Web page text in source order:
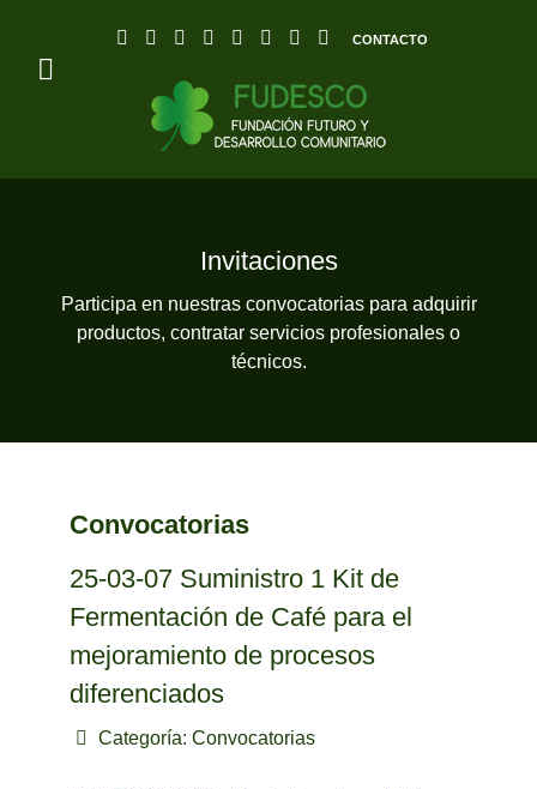
CONTACTO
Invitaciones
Participa en nuestras convocatorias para adquirir
productos, contratar servicios profesionales o
técnicos.
Convocatorias
25-03-07 Suministro 1 Kit de
Fermentación de Café para el
mejoramiento de procesos
diferenciados
Categoría: Convocatorias